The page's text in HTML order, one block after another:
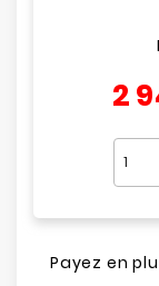
2
Payez en